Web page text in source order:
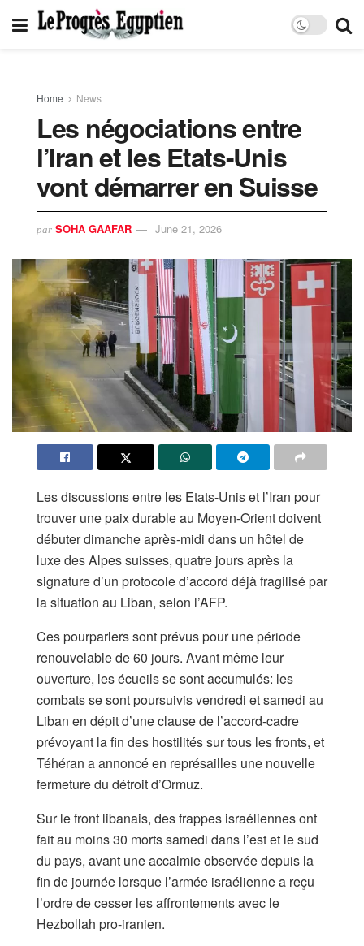
Home News
Les négociations entre
l’Iran et les Etats-Unis
vont démarrer en Suisse
par SOHA GAAFAR June 21, 2026
Les discussions entre les Etats-Unis et l’Iran pour
trouver une paix durable au Moyen-Orient doivent
débuter dimanche après-midi dans un hôtel de
luxe des Alpes suisses, quatre jours après la
signature d’un protocole d’accord déjà fragilisé par
la situation au Liban, selon l’AFP.
Ces pourparlers sont prévus pour une période
renouvelable de 60 jours. Avant même leur
ouverture, les écueils se sont accumulés: les
combats se sont poursuivis vendredi et samedi au
Liban en dépit d’une clause de l’accord-cadre
prévoyant la fin des hostilités sur tous les fronts, et
Téhéran a annoncé en représailles une nouvelle
fermeture du détroit d’Ormuz.
Sur le front libanais, des frappes israéliennes ont
fait au moins 30 morts samedi dans l’est et le sud
du pays, avant une accalmie observée depuis la
fin de journée lorsque l’armée israélienne a reçu
l’ordre de cesser les affrontements avec le
Hezbollah pro-iranien.